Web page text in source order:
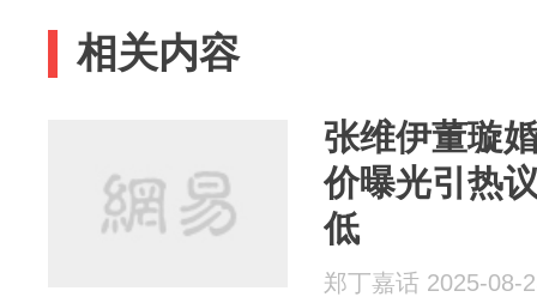
相关内容
张维伊董璇
价曝光引热
低
郑丁嘉话 2025-08-